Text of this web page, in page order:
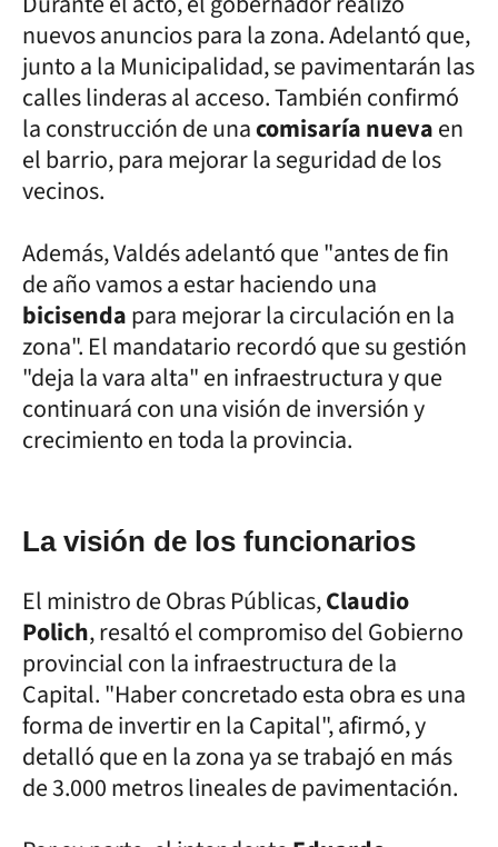
nuevos anuncios para la zona. Adelantó que,
junto a la Municipalidad, se pavimentarán las
calles linderas al acceso. También confirmó
la construcción de unacomisaría nuevaen
el barrio, para mejorar la seguridad de los
vecinos.
Además, Valdés adelantó que "antes de fin
de año vamos a estar haciendo una
bicisendapara mejorar la circulación en la
zona". El mandatario recordó que su gestión
"deja la vara alta" en infraestructura y que
continuará con una visión de inversión y
crecimiento en toda la provincia.
La visión de los funcionarios
El ministro de Obras Públicas,Claudio
Polich, resaltó el compromiso del Gobierno
provincial con la infraestructura de la
Capital. "Haber concretado esta obra es una
forma de invertir en la Capital", afirmó, y
detalló que en la zona ya se trabajó en más
de 3.000 metros lineales de pavimentación.